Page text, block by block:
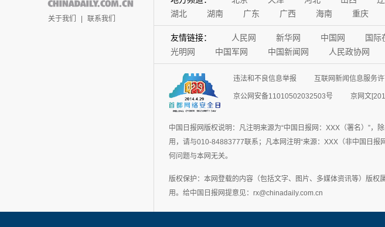
关于我们 | 联系我们
湖北
湖南 广东 广西 海南 重庆
友情链接： 人民网 新华网 中国网 国际
光明网
中国军网 中国新闻网 人民政协网
违法和不良信息举报 互联网新闻信息服务
京公网安备11010502032503号 京网文
中国日报网版权说明：凡注明来源为“中国日报网：XXX（署名）”
用，请与010-84883777联系；凡本网注明“来源：XXX（非中国日
何问题与本网无关。
版权保护：本网登载的内容（包括文字、图片、多媒体资讯等）版
用。给中国日报网提意见：rx@chinadaily.com.cn